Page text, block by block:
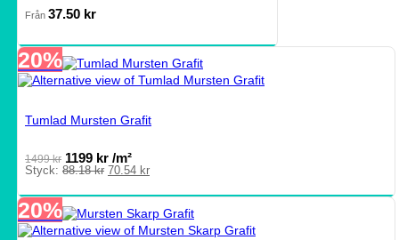
Från 37.50 kr
20%
Tumlad Mursten Grafit
1499kr 1199 kr /m²
Styck: 88.18kr Det
priset
88.18 kr.
70.54 krDet
priset
70.54 kr.
20%